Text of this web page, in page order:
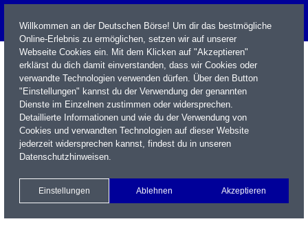
Name / WKN / ISIN / Kürzel
Xetra Realtime
Watchlist Portfolio Login
Willkommen an der Deutschen Börse! Um dir das bestmögliche
Online-Erlebnis zu ermöglichen, setzen wir auf unserer
Webseite Cookies ein. Mit dem Klicken auf "Akzeptieren"
erklärst du dich damit einverstanden, dass wir Cookies oder
verwandte Technologien verwenden dürfen. Über den Button
"Einstellungen" kannst du der Verwendung der genannten
Dienste im Einzelnen zustimmen oder widersprechen.
Detaillierte Informationen und wie du der Verwendung von
Cookies und verwandten Technologien auf dieser Website
jederzeit widersprechen kannst, findest du in unseren
Datenschutzhinweisen.
Einstellungen Ablehnen Akzeptieren